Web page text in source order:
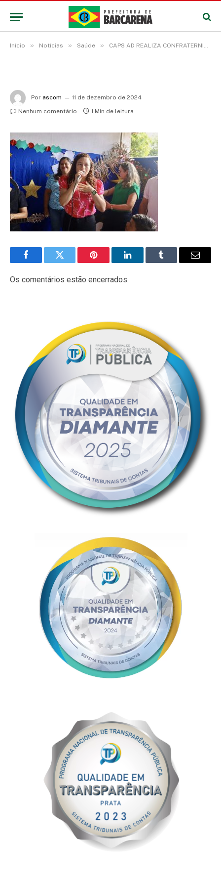
Início » Notícias » Saúde » CAPS AD REALIZA CONFRATERNIZAÇÃO COM USUÁRIOS
Por ascom
11 de dezembro de 2024
Nenhum comentário
1 Min de leitura
FacebookTwitter Pinterest LinkedInTumblr
E-
Os comentários estão encerrados.